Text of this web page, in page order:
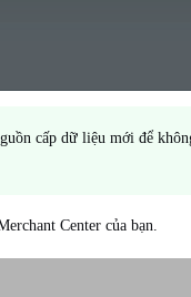
cấp dữ liệu mới để
Center của bạn.